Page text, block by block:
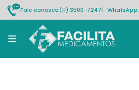
Fale conosco(11) 3500-7247| WhatsApp:
Rastrear pedido